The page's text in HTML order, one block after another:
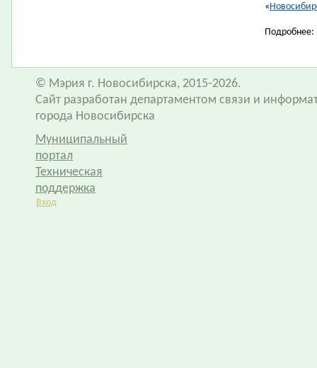
«
Подробнее:
© Мэрия г. Новосибирска, 2015-2026.
Сайт разработан департаментом связи и
города Новосибирска
Муниципальный
портал
Техническая
поддержка
Вход